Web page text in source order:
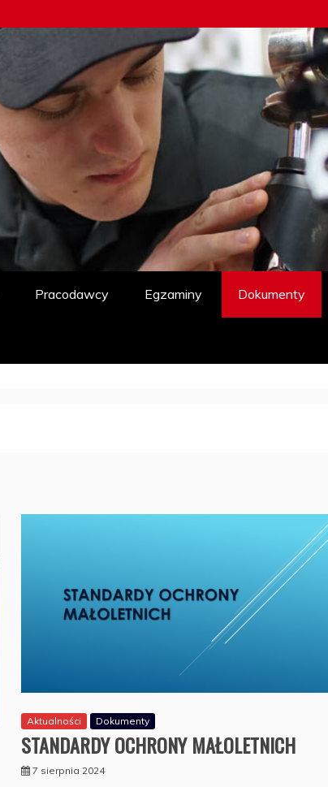
Pracodawcy Egzaminy Dokumenty
Aktualności Dokumenty
STANDARDY OCHRONY MAŁOLETNICH
7 sierpnia 2024